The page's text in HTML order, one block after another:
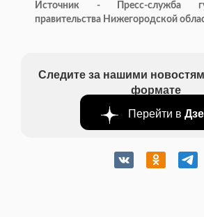
Источник - Пресс-служба
правительства Нижегородской
Следите за нашими
формате
Перейти в